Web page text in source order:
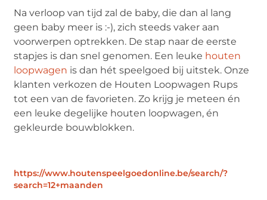
Na verloop van tijd zal de baby, die dan al lang
geen baby meer is :-), zich steeds vaker aan
voorwerpen optrekken. De stap naar de eerste
stapjes is dan snel genomen. Een leuke houten
loopwagen is dan hét speelgoed bij uitstek. Onze
klanten verkozen de Houten Loopwagen Rups
tot een van de favorieten. Zo krijg je meteen én
een leuke degelijke houten loopwagen, én
gekleurde bouwblokken.
https://www.houtenspeelgoedonline.be/search/?
search=12+maanden